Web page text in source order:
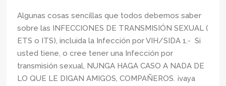
Algunas cosas sencillas que todos debemos saber
sobre las INFECCIONES DE TRANSMISIÓN SEXUAL (
ETS o ITS), incluida la Infección por VIH/SIDA 1.- Si
usted tiene, o cree tener una Infección por
transmisión sexual, NUNGA HAGA CASO A NADA DE
LO QUE LE DIGAN AMIGOS, COMPAÑEROS. ¡vaya